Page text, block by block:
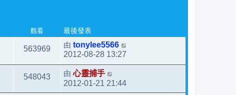
觀看 最後發表
563969 由 tonylee5566
2012-08-28 13:27
548043 由心靈捕手
2012-01-21 21:44